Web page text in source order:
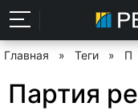
Главная » Теги » П
Партия